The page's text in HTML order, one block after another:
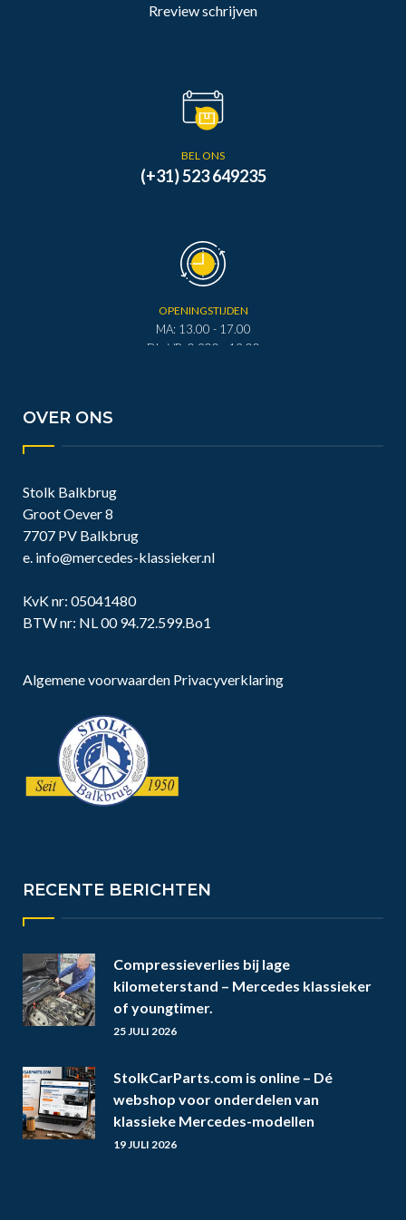
Rreview schrijven
BEL ONS
(+31) 523 649235
OPENINGSTIJDEN
MA: 13.00 - 17.00
DI - VR: 0.900 - 12.00
OVER ONS
Stolk Balkbrug
Groot Oever 8
7707 PV Balkbrug
e. info@mercedes-klassieker.nl
KvK nr: 05041480
BTW nr: NL 00 94.72.599.Bo1
Algemene voorwaarden Privacyverklaring
RECENTE BERICHTEN
Compressieverlies bij lage
kilometerstand – Mercedes klassieker
of youngtimer.
25 JULI 2026
StolkCarParts.com is online – Dé
webshop voor onderdelen van
klassieke Mercedes-modellen
19 JULI 2026